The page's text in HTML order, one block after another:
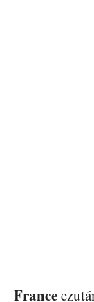
France